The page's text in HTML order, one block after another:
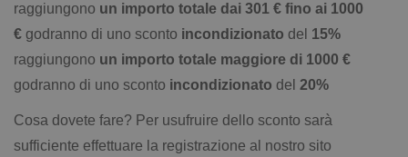
raggiungono un importo totale dai 301 € fino ai 1000
€ godranno di uno sconto incondizionato del 15%
raggiungono un importo totale maggiore di 1000 €
godranno di uno sconto incondizionato del 20%
Cosa dovete fare? Per usufruire dello sconto sarà
sufficiente effettuare la registrazione al nostro sito